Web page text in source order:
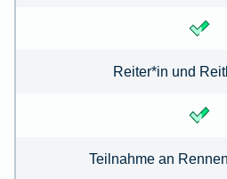
Reiter*in und
Teilnahme an